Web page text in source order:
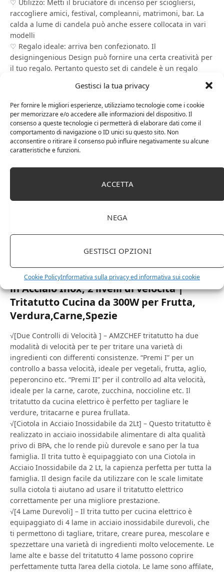
Gestisci la tua privacy
Per fornire le migliori esperienze, utilizziamo tecnologie come i cookie
per memorizzare e/o accedere alle informazioni del dispositivo. Il
consenso a queste tecnologie ci permetterà di elaborare dati come il
comportamento di navigazione o ID unici su questo sito. Non
acconsentire o ritirare il consenso può influire negativamente su alcune
caratteristiche e funzioni.
ACCETTA
NEGA
GESTISCI OPZIONI
Cookie PolicyInformativa sulla privacy ed informativa sui cookie
♡ Utilizzo: Metti il ​​bruciatore di incenso per sciogliersi,
raccogliere amici, festival, compleanni, matrimoni, bar. La
calda a lume di candela può anche essere collocata in vari
modelli
♡ Regalo ideale: arriva ben confezionato. Il
designingenious Design può fornire una certa creatività per
il tuo regalo. Pertanto questo set di candele è un regalo
case, San Valentino o festa della mamma. Regalo per la
suafetta per lei e casa.
SHOP
alimenti con motore robusto, 2L Ciotola
in Acciaio Inox, 2 livelli di velocità |
Tritatutto Cucina da 300W per Frutta,
Verdura,Carne,Spezie
√[Due Controlli di Velocità ] – AMZCHEF tritatutto ha due
modalità di velocità per te per tritare una varietà di
ingredienti con differenti consistenze. “Premi I” per un
controllo a bassa velocità, ideale per vegetali, frutta, aglio,
peperoncino etc. “Premi II” per il controllo ad alta velocità,
ideale per la carne, carote, zucchina, noccioline etc. Il
tritatutto da cucina elettrico è perfetto per tagliare le
verdure, tritacarne e purea frullata.
√[Ciotola in Acciaio Inossidabile da 2Lt] – Questo tritatutto è
realizzato in acciaio inossidabile alimentare di alta qualità
privo di BPA, che lo rende più durevole e sano per la tua
famiglia. Il trita tutto è equipaggiato con una Ciotola in
Acciaio Inossidabile da 2 Lt, la capienza perfetta per tutta la
famiglia. Il design facile da utilizzare con le scale limitate
sulla ciotola ti aiutano ad usare il tritatutto elettrico
correttamente per una migliore prestazione.
√[4 Lame Durevoli] – Il trita tutto per cucina elettrico è
equipaggiato di 4 lame in acciaio inossidabile durevoli, che
ti permettono di tagliare, tritare, creare purea, mescolare e
spezzettare una varietà di ingredienti molto velocemente. Le
lame alte e basse del tritatutto 4 lame possono coprire
perfettamente tutta l’area della ciotola. Le lame sono affilate,